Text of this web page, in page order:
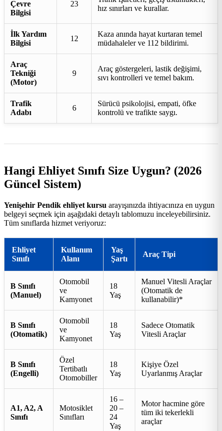
Çevre
Bilgisi
23
hız sınırları ve kurallar.
İlk Yardım
Bilgisi
12
Kaza anında hayat kurtaran temel
müdahaleler ve 112 bildirimi.
Araç
Tekniği
(Motor)
9
Araç göstergeleri, lastik değişimi,
sıvı kontrolleri ve temel bakım.
Trafik
Adabı
6
Sürücü psikolojisi, empati, öfke
kontrolü ve trafikte saygı.
Hangi Ehliyet Sınıfı Size Uygun? (2026
Güncel Sistem)
Yenişehir Pendik ehliyet kursu arayışınızda ihtiyacınıza en uygun
belgeyi seçmek için aşağıdaki detaylı tablomuzu inceleyebilirsiniz.
Tüm sınıflarda hizmet veriyoruz:
Ehliyet
Sınıfı
Kullanım
Alanı
Yaş
Şartı
Araç Tipi
B Sınıfı
(Manuel)
Otomobil
ve
Kamyonet
18
Yaş
Manuel Vitesli Araçlar
(Otomatik de
kullanabilir)*
B Sınıfı
(Otomatik)
Otomobil
ve
Kamyonet
18
Yaş
Sadece Otomatik
Vitesli Araçlar
B Sınıfı
(Engelli)
Özel
Tertibatlı
Otomobiller
18
Yaş
Kişiye Özel
Uyarlanmış Araçlar
A1, A2, A
Sınıfı
Motosiklet
Sınıfları
16 –
20 –
24
Yaş
Motor hacmine göre
tüm iki tekerlekli
araçlar